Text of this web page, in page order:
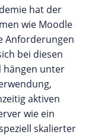
hat der
wie Moodle
Anforderungen
bei diesen
hängen unter
aktiven
wie ein
skalierter